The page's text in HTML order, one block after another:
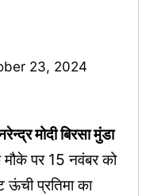
23, 2024
मोदी बिरसा मुंडा
पर 15 नवंबर को
प्रतिमा का